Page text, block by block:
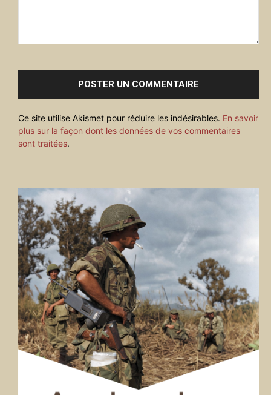
Ce site utilise Akismet pour réduire les indésirables. En savoir
plus sur la façon dont les données de vos commentaires
sont traitées.